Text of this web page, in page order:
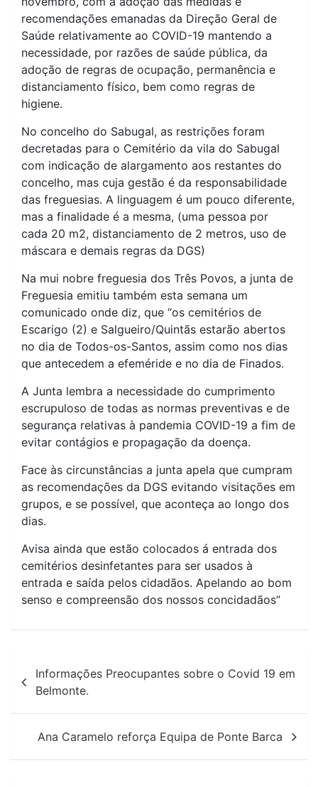
recomendações emanadas da Direção Geral de
Saúde relativamente ao COVID-19 mantendo a
necessidade, por razões de saúde pública, da
adoção de regras de ocupação, permanência e
distanciamento físico, bem como regras de
higiene.
No concelho do Sabugal, as restrições foram
decretadas para o Cemitério da vila do Sabugal
com indicação de alargamento aos restantes do
concelho, mas cuja gestão é da responsabilidade
das freguesias. A linguagem é um pouco diferente,
mas a finalidade é a mesma, (uma pessoa por
cada 20 m2, distanciamento de 2 metros, uso de
máscara e demais regras da DGS)
Na mui nobre freguesia dos Três Povos, a junta de
Freguesia emitiu também esta semana um
comunicado onde diz, que “os cemitérios de
Escarigo (2) e Salgueiro/Quintãs estarão abertos
no dia de Todos-os-Santos, assim como nos dias
que antecedem a efeméride e no dia de Finados.
A Junta lembra a necessidade do cumprimento
escrupuloso de todas as normas preventivas e de
segurança relativas à pandemia COVID-19 a fim de
evitar contágios e propagação da doença.
Face às circunstâncias a junta apela que cumpram
as recomendações da DGS evitando visitações em
grupos, e se possível, que aconteça ao longo dos
dias.
Avisa ainda que estão colocados á entrada dos
cemitérios desinfetantes para ser usados à
entrada e saída pelos cidadãos. Apelando ao bom
senso e compreensão dos nossos concidadãos”
Navegação
de
artigos
Informações Preocupantes sobre o Covid 19 em
Belmonte.
Ana Caramelo reforça Equipa de Ponte Barca